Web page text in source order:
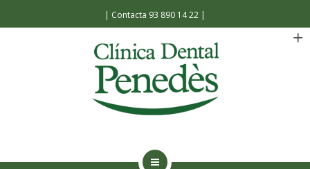
| Contacta 93 890 14 22 |